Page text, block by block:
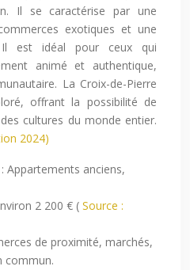
Il se caractérise par une
exotiques et une
Il est idéal pour ceux qui
animé et authentique,
La Croix-de-Pierre
offrant la possibilité de
cultures du monde entier.
2024)
Appartements anciens,
2 200 € ( Source :
de proximité, marchés,
commun.